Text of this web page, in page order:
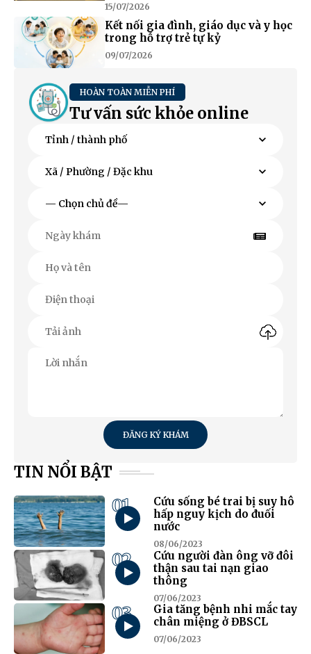
15/07/2026
Kết nối gia đình, giáo dục và y học
trong hỗ trợ trẻ tự kỷ
09/07/2026
HOÀN TOÀN MIỄN PHÍ
Tư vấn sức khỏe online
ĐĂNG KÝ KHÁM
TIN NỔI BẬT
01
Cứu sống bé trai bị suy hô
hấp nguy kịch do đuối
nước
08/06/2023
02
Cứu người đàn ông vỡ đôi
thận sau tai nạn giao
thông
07/06/2023
03
Gia tăng bệnh nhi mắc tay
chân miệng ở ĐBSCL
07/06/2023